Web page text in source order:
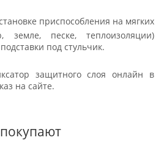
приспособления на мягких
земле, песке, теплоизоляции)
под стульчик.
защитного слоя онлайн в
на сайте.